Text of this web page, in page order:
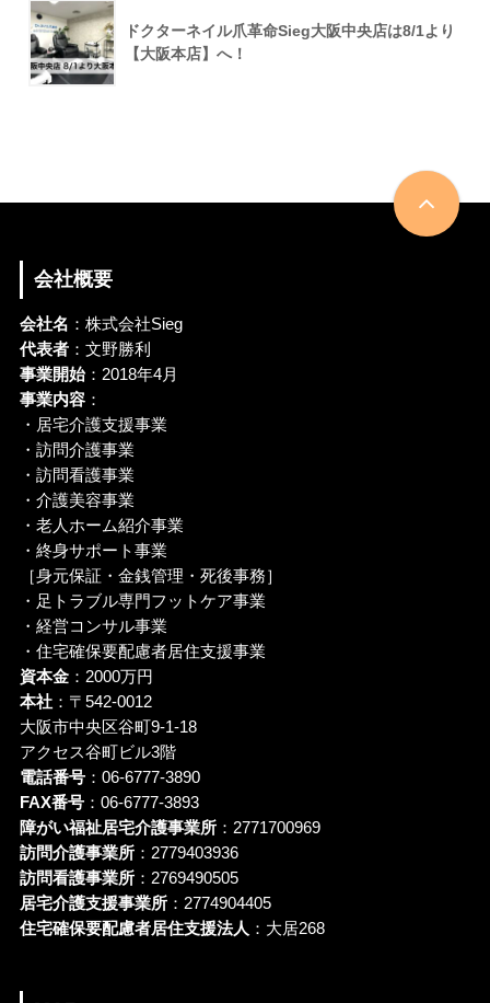
ドクターネイル爪革命Sieg大阪中央店は8/1より
【大阪本店】へ！
会社概要
会社名 ：株式会社Sieg
代表者：文野勝利
事業開始：2018年4月
事業内容：
・居宅介護支援事業
・訪問介護事業
・訪問看護事業
・介護美容事業
・老人ホーム紹介事業
・終身サポート事業
［身元保証・金銭管理・死後事務］
・足トラブル専門フットケア事業
・経営コンサル事業
・住宅確保要配慮者居住支援事業
資本金：2000万円
本社：〒542-0012
大阪市中央区谷町9-1-18
アクセス谷町ビル3階
電話番号：06-6777-3890
FAX番号：06-6777-3893
障がい福祉居宅介護事業所：2771700969
訪問介護事業所：2779403936
訪問看護事業所：2769490505
居宅介護支援事業所：2774904405
住宅確保要配慮者居住支援法人 ：大居268